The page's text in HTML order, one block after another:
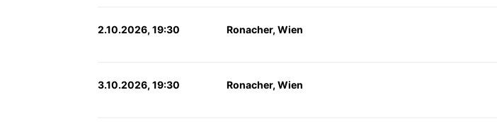
2.10.2026, 19:30 Ronacher, Wien
3.10.2026, 19:30 Ronacher, Wien